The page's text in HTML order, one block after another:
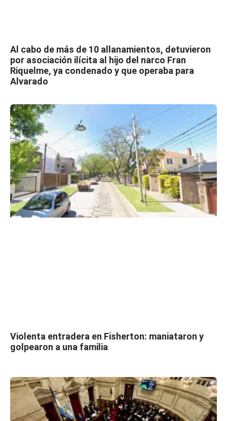
Al cabo de más de 10 allanamientos, detuvieron
por asociación ilícita al hijo del narco Fran
Riquelme, ya condenado y que operaba para
Alvarado
Violenta entradera en Fisherton: maniataron y
golpearon a una familia